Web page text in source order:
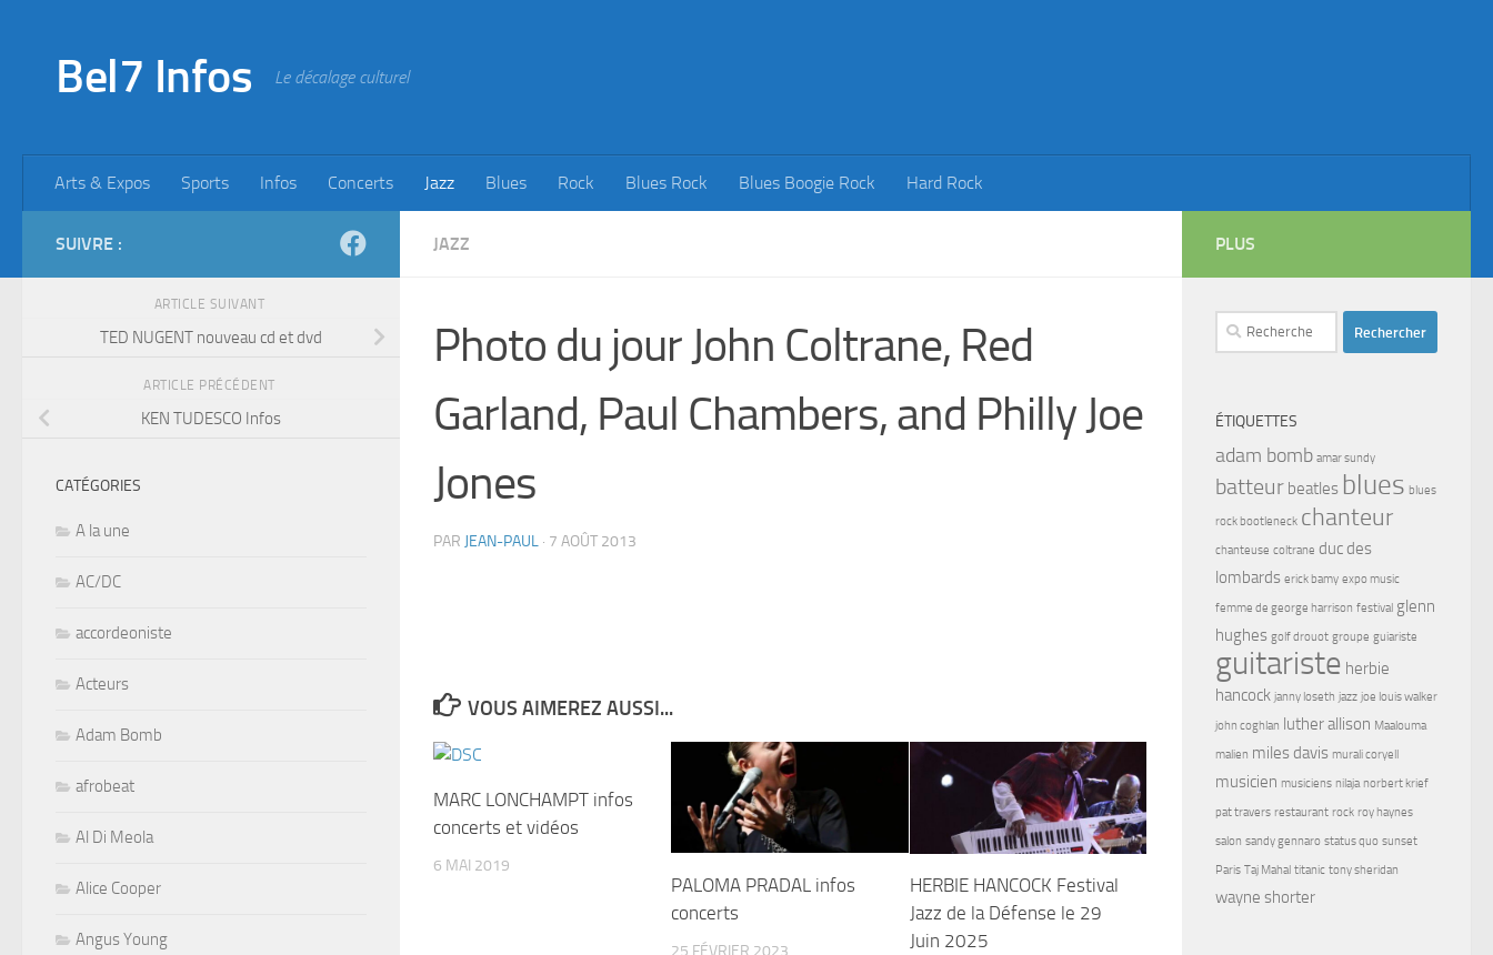
Bel7 Infos Le décalage culturel
Arts & Expos Sports Infos Concerts Jazz Blues Rock Blues Rock Blues Boogie Rock Hard Rock
JAZZ
Photo du jour John Coltrane, Red
Garland, Paul Chambers, and Philly Joe
Jones
PAR JEAN-PAUL · 7 AOÛT 2013
VOUS AIMEREZ AUSSI...
MARC LONCHAMPT infos
concerts et vidéos
6 MAI 2019
PALOMA PRADAL infos
concerts
25 FÉVRIER 2023
HERBIE HANCOCK Festival
Jazz de la Défense le 29
Juin 2025
SUIVRE :
ARTICLE SUIVANT
TED NUGENT nouveau cd et dvd
ARTICLE PRÉCÉDENT
KEN TUDESCO Infos
CATÉGORIES
A la une
AC/DC
accordeoniste
Acteurs
Adam Bomb
afrobeat
Al Di Meola
Alice Cooper
Angus Young
PLUS
Rechercher :
ÉTIQUETTES
adam bomb amar sundy
batteur beatles blues blues
rock bootleneck chanteur
chanteuse coltrane duc des
lombards erick bamy expo music
femme de george harrison festival glenn
hughes golf drouot groupe guiariste
guitariste herbie
hancock janny loseth jazz joe louis walker
john coghlan luther allison Maalouma
malien miles davis murali coryell
musicien musiciens nilaja norbert krief
pat travers restaurant rock roy haynes
salon sandy gennaro status quo sunset
Paris Taj Mahal titanic tony sheridan
wayne shorter